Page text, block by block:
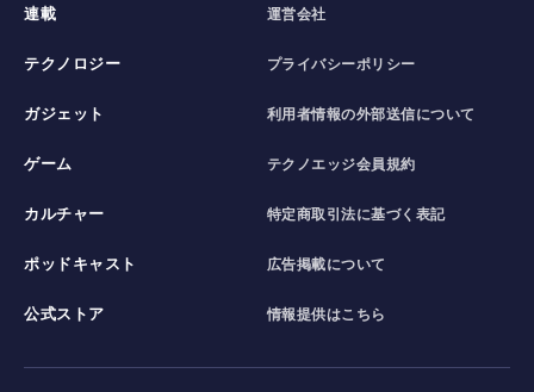
連載
テクノロジー
ガジェット
ゲーム
カルチャー
ポッドキャスト
公式ストア
運営会社
プライバシーポリシー
利用者情報の外部送信について
テクノエッジ会員規約
特定商取引法に基づく表記
広告掲載について
情報提供はこちら